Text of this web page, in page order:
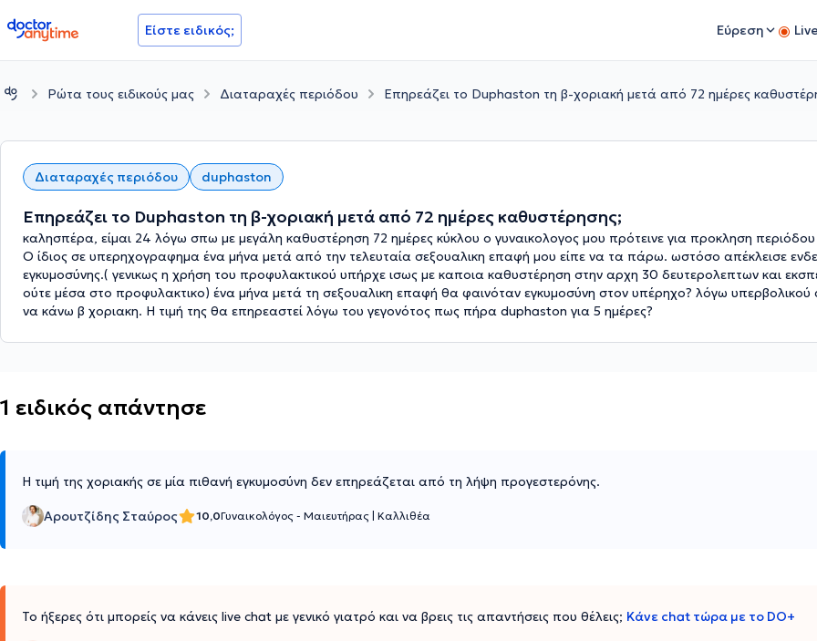
doctoranytime Είστε ειδικός; Εύρεση
Ρώτα τους ειδικούς μας Διαταραχές περιόδου Επηρεάζει το Duphaston τη β-χοριακή μετά από 72 ημέρες
Διαταραχές περιόδου duphaston
Επηρεάζει το Duphaston τη β-χοριακή μετά από 72 ημέρες καθυστέρησης;
καλησπέρα, είμαι 24 λόγω σπω με μεγάλη καθυστέρηση 72 ημέρες κύκλου ο γυναικολογος μου πρότεινε για προκληση
Ο ίδιος σε υπερηχογραφημα ένα μήνα μετά από την τελευταία σεξουαλικη επαφή μου είπε να τα πάρω. ωστόσο απέκλεισε
εγκυμοσύνης.( γενικως η χρήση του προφυλακτικού υπήρχε ισως με καποια καθυστέρηση στην αρχη 30 δευτερολεπτων και
ούτε μέσα στο προφυλακτικο) ένα μήνα μετά τη σεξουαλικη επαφή θα φαινόταν εγκυμοσύνη στον υπέρηχο? λόγω
να κάνω β χοριακη. Η τιμή της θα επηρεαστεί λόγω του γεγονότος πως πήρα duphaston για 5 ημέρες?
1 ειδικός απάντησε
Η τιμή της χοριακής σε μία πιθανή εγκυμοσύνη δεν επηρεάζεται από τη λήψη προγεστερόνης.
Αρουτζίδης Σταύρος 10,0Γυναικολόγος - Μαιευτήρας Καλλιθέα
Το ήξερες ότι μπορείς να κάνεις live chat με γενικό γιατρό και να βρεις τις απαντήσεις που θέλεις; Κάνε chat τώρα με το DO+